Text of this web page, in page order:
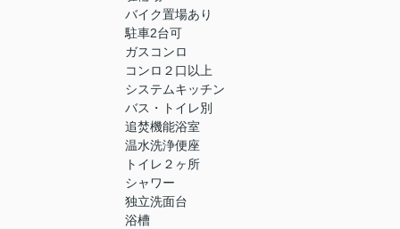
バイク置場あり
駐車2台可
ガスコンロ
コンロ２口以上
システムキッチン
バス・トイレ別
追焚機能浴室
温水洗浄便座
トイレ２ヶ所
シャワー
独立洗面台
浴槽